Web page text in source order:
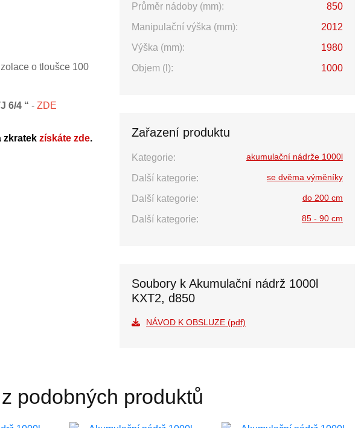
o tloušce 100
6/4 “ - ZDE
zkratek získáte zde.
Průměr nádoby (mm):
850
Manipulační výška (mm):
2012
Výška (mm):
1980
Objem (l):
1000
Zařazení produktu
Kategorie: akumulační nádrže 1000l
Další kategorie: se dvěma výměníky
Další kategorie: do 200 cm
Další kategorie: 85 - 90 cm
Soubory k Akumulační nádrž 1000l
KXT2, d850
NÁVOD K OBSLUZE (pdf)
podobných produktů